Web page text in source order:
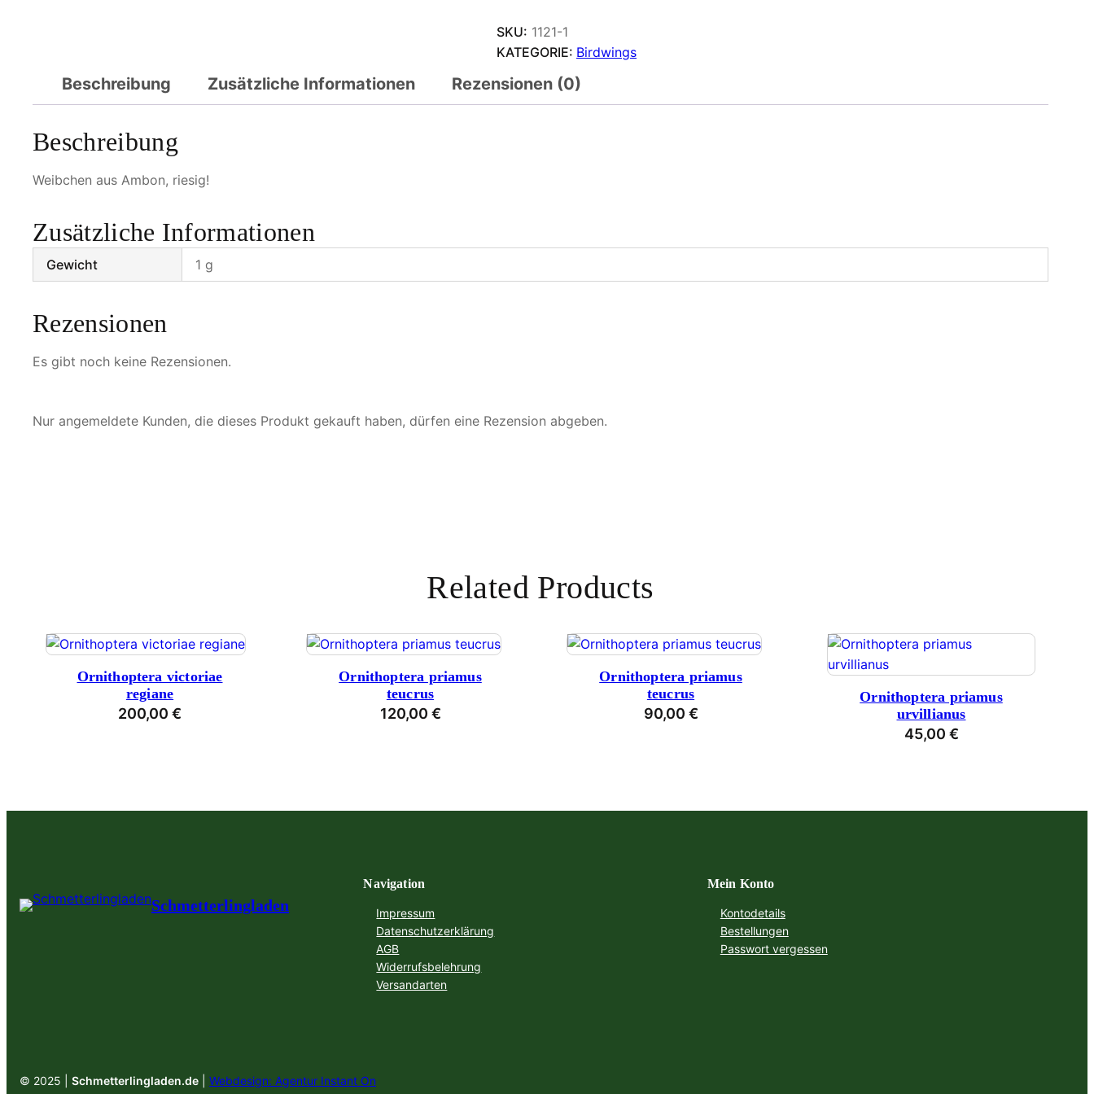
SKU: 1121-1
KATEGORIE: Birdwings
Beschreibung Zusätzliche Informationen Rezensionen (0)
Beschreibung
Weibchen aus Ambon, riesig!
Zusätzliche Informationen
Gewicht 1 g
Rezensionen
Es gibt noch keine Rezensionen.
Nur angemeldete Kunden, die dieses Produkt gekauft haben, dürfen eine Rezension abgeben.
Related Products
Ornithoptera victoriae
regiane
200,00 €
Ornithoptera priamus
teucrus
120,00 €
Ornithoptera priamus
teucrus
90,00 €
Ornithoptera priamus
urvillianus
45,00 €
Schmetterlingladen
Navigation
Impressum
Datenschutzerklärung
AGB
Widerrufsbelehrung
Versandarten
Mein Konto
Kontodetails
Bestellungen
Passwort vergessen
© 2025 | Schmetterlingladen.de Webdesign: Agentur Instant On